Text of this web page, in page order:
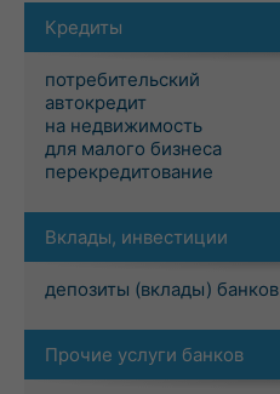
Кредиты
потребительский
автокредит
на недвижимость
для малого бизнеса
перекредитование
Вклады, инвестиции
депозиты (вклады) банков
Прочие услуги банков